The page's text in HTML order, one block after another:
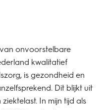
onvoorstelbare
kwalitatief
is gezondheid en
Dit blijkt uit
In mijn tijd als